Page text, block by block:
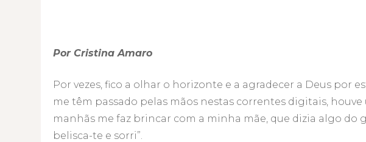
Por Cristina Amaro
Por vezes, fico a olhar o horizonte e a agradecer a Deus por
me têm passado pelas mãos nestas correntes digitais,
manhãs me faz brincar com a minha mãe, que dizia algo do
belisca-te e sorri”.